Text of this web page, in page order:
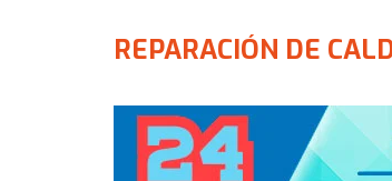
REPARACIÓN DE